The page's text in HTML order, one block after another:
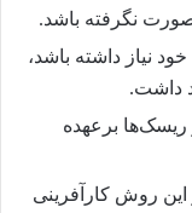
نگرفته باشد.
نیاز داشته باشد،
داشت.
برعهده
روش کارآفرینی